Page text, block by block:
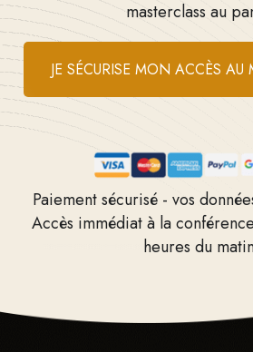
masterclass au
JE SÉCURISE MON ACCÈS AU
Paiement sécurisé - vos
Accès immédiat à la
heures du